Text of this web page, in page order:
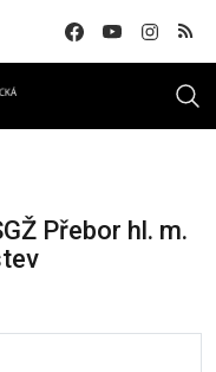
Přebor hl. m.